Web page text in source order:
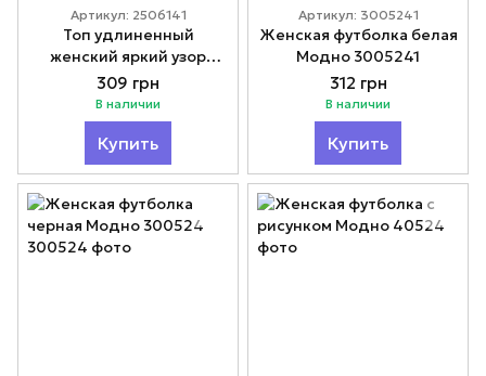
Артикул: 2506141
Топ удлиненный
женский яркий узор
Модно 2506141
309 грн
В наличии
Купить
Артикул: 3005241
Женская футболка белая
Модно 3005241
312 грн
В наличии
Купить